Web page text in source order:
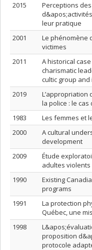
2015
Perceptions
leur pratique
2001
Le phénomène
victimes
2011
A historical
charismatic
cultic group
2019
L’appropriation
la police : le
1983
Les femmes et
2000
A cultural
development
2009
Étude
adultes
1990
Existing
programs
1991
La protection
Québec, une
1998
proposition
protocole